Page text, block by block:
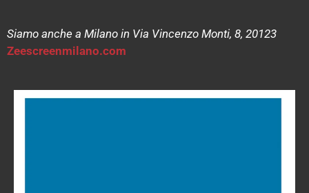
Siamo anche a Milano in Via Vincenzo Monti, 8, 20123
Zeescreenmilano.com